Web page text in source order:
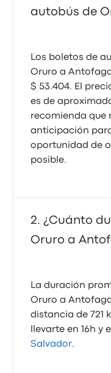
autobús de
Los boletos de
Oruro a
$ 53.404. El
es de
recomienda que
anticipación
oportunidad de
posible.
¿Cuánto
Oruro a
La duración
Oruro a
distancia de 721
llevarte en 16h y
Salvador.